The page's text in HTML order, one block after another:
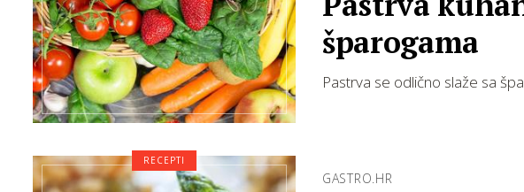
šparogama
Pastrva se odlično slaže sa
GASTRO.HR
RECEPTI